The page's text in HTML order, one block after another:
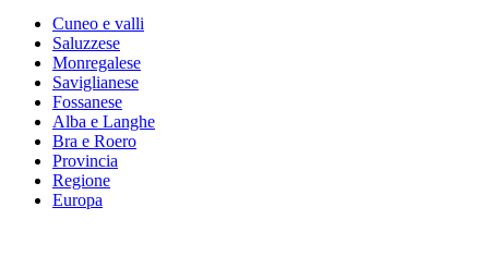
Cuneo e valli
Saluzzese
Monregalese
Saviglianese
Fossanese
Alba e Langhe
Bra e Roero
Provincia
Regione
Europa